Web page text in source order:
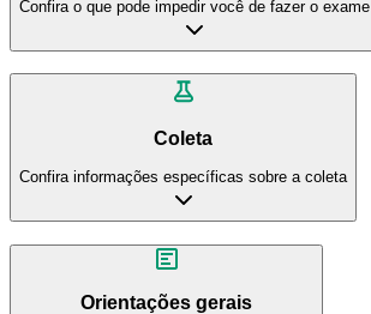
Confira o que pode impedir você de fazer o exame
Coleta
Confira informações específicas sobre a coleta
Orientações gerais